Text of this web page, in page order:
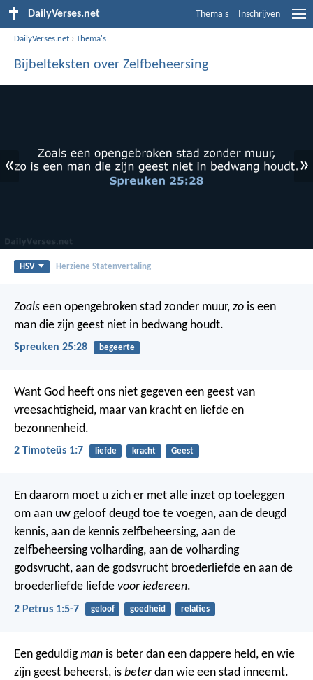
DailyVerses.net Thema's Inschrijven
DailyVerses.net ›Thema's
Bijbelteksten over Zelfbeheersing
« »
HSV Herziene Statenvertaling
Zoals een opengebroken stad zonder muur, zo is een
man die zijn geest niet in bedwang houdt.
Spreuken 25:28 begeerte
Want God heeft ons niet gegeven een geest van
vreesachtigheid, maar van kracht en liefde en
bezonnenheid.
2 Timoteüs 1:7 liefde kracht Geest
En daarom moet u zich er met alle inzet op toeleggen
om aan uw geloof deugd toe te voegen, aan de deugd
kennis, aan de kennis zelfbeheersing, aan de
zelfbeheersing volharding, aan de volharding
godsvrucht, aan de godsvrucht broederliefde en aan de
broederliefde liefde voor iedereen.
2 Petrus 1:5-7 geloof goedheid relaties
Een geduldigman is beter dan een dappere held, en wie
zijn geest beheerst, is beterdan wie een stad inneemt.